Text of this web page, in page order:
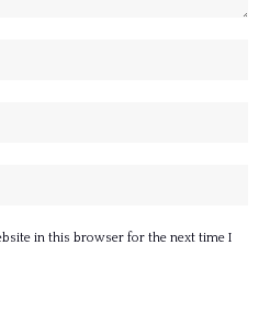
in this browser for the next time I